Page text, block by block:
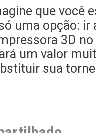
que você
uma opção:
3D
um valor
sua